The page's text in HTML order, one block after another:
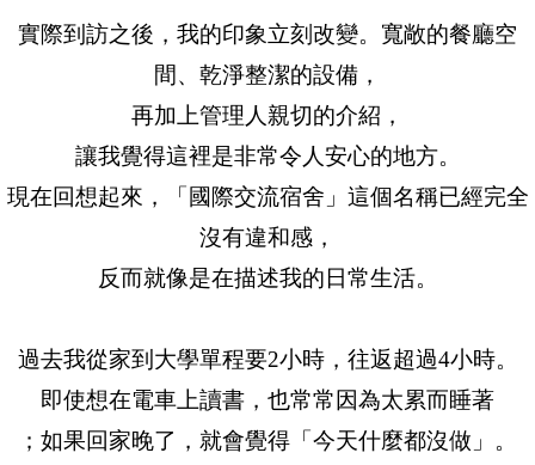
實際到訪之後，我的印象立刻改變。寬敞的餐廳空
間、乾淨整潔的設備，
再加上管理人親切的介紹，
讓我覺得這裡是非常令人安心的地方。
現在回想起來，「國際交流宿舍」這個名稱已經完全
沒有違和感，
反而就像是在描述我的日常生活。
過去我從家到大學單程要2小時，往返超過4小時。
即使想在電車上讀書，也常常因為太累而睡著
；如果回家晚了，就會覺得「今天什麼都沒做」。